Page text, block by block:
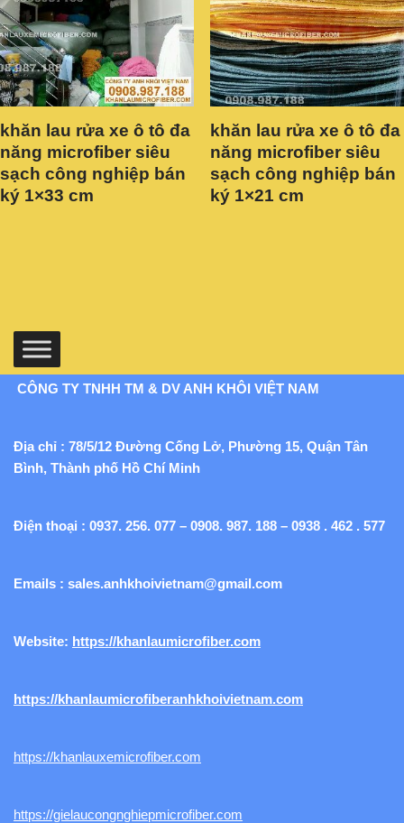
khăn lau rửa xe ô tô đa
năng microfiber siêu
sạch công nghiệp bán
ký 1×33 cm
khăn lau rửa xe ô tô đa
năng microfiber siêu
sạch công nghiệp bán
ký 1×21 cm
CÔNG TY TNHH TM & DV ANH KHÔI VIỆT NAM
Địa chỉ : 78/5/12 Đường Cống Lở, Phường 15, Quận Tân
Bình, Thành phố Hồ Chí Minh
Điện thoại : 0937. 256. 077 – 0908. 987. 188 – 0938 . 462 . 577
Emails : sales.anhkhoivietnam@gmail.com
Website: https://khanlaumicrofiber.com
https://khanlaumicrofiberanhkhoivietnam.com
https://khanlauxemicrofiber.com
https://gielaucongnghiepmicrofiber.com